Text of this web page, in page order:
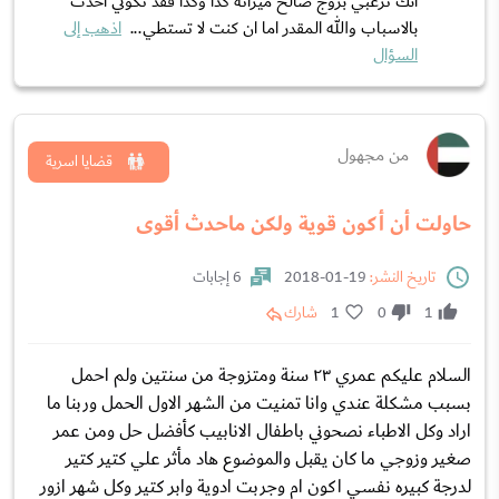
بالاسباب والله المقدر اما ان كنت لا تستطي... اذهب إلى
السؤال
من مجهول
حاولت أن أكون قوية ولكن ماحدث أقوى
قضايا اسرية
تاريخ النشر:
6 إجابات
1
0
1 شارك
السلام عليكم عمري ٢٣ سنة ومتزوجة من سنتين ولم احمل
بسبب مشكلة عندي وانا تمنيت من الشهر الاول الحمل وربنا ما
اراد وكل الاطباء نصحوني باطفال الانابيب كأفضل حل ومن عمر
صغير وزوجي ما كان يقبل والموضوع هاد مأثر علي كتير كتير
لدرجة كبيره نفسي اكون ام وجربت ادوية وابر كتير وكل شهر ازور